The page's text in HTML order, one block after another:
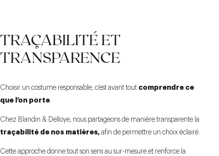
TRAÇABILITÉ ET
TRANSPARENCE
Choisir un costume responsable, c’est avant tout comprendre ce
que l’on porte.
Chez Blandin & Delloye, nous partageons de manière transparente la
traçabilité de nos matières, afin de permettre un choix éclairé.
Cette approche donne tout son sens au sur-mesure et renforce la